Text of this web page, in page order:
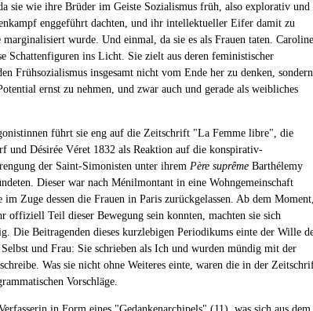
sie wie ihre Brüder im Geiste Sozialismus früh, also explorativ und
enggeführt dachten, und ihr intellektueller Eifer damit zu
marginalisiert wurde. Und einmal, da sie es als Frauen taten. Caroline
Schattenfiguren ins Licht. Sie zielt aus deren feministischer
Frühsozialismus insgesamt nicht vom Ende her zu denken, sondern
ernst zu nehmen, und zwar auch und gerade als weibliches
führt sie eng auf die Zeitschrift "La Femme libre", die
und Désirée Véret 1832 als Reaktion auf die konspirativ-
der Saint-Simonisten unter ihrem Père suprême Barthélemy
Dieser war nach Ménilmontant in eine Wohngemeinschaft
im Zuge dessen die Frauen in Paris zurückgelassen. Ab dem Moment,
offiziell Teil dieser Bewegung sein konnten, machten sie sich
Die Beitragenden dieses kurzlebigen Periodikums einte der Wille
und Frau: Sie schrieben als Ich und wurden mündig mit der
Was sie nicht ohne Weiteres einte, waren die in der
Vorschläge.